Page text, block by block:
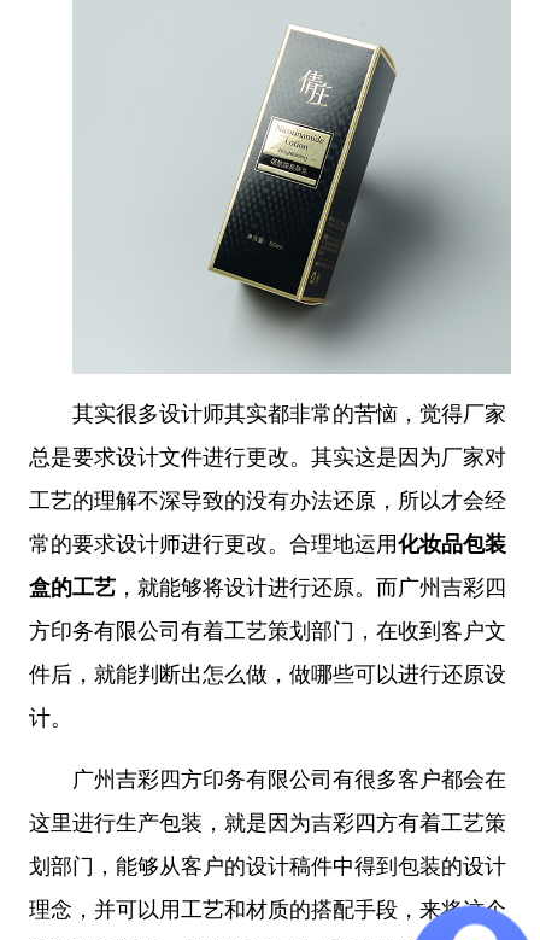
其实很多设计师其实都非常的苦恼，觉得厂家
总是要求设计文件进行更改。其实这是因为厂家对
工艺的理解不深导致的没有办法还原，所以才会经
常的要求设计师进行更改。 合理地运用化妆品包装
盒的工艺，就能够将设计进行还原。而广州吉彩四
方印务有限公司有着工艺策划部门，在收到客户文
件后，就能判断出怎么做，做哪些可以进行还原设
计。
广州吉彩四方印务有限公司有很多客户都会在
这里进行生产包装 ，就是因为吉彩四方有着工艺策
划部门，能够从客户的设计稿件中得到包装的设计
理念，并可以用工艺和材质的搭配手段，来将这个